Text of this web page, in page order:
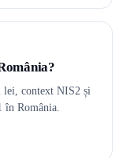
lei, context NIS2 și
în România.